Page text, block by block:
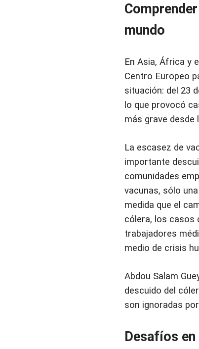
mundo
En Asia, África y
Centro Europeo
situación: del 23
lo que provocó
más grave desde
La escasez de
importante
comunidades
vacunas, sólo
medida que el
cólera, los casos
trabajadores
medio de crisis
Abdou Salam
descuido del
son ignoradas
Desafíos